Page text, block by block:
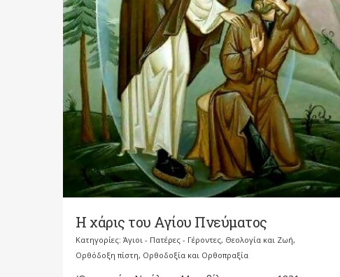
Η χάρις του Αγίου Πνεύματος
Κατηγορίες: Άγιοι - Πατέρες - Γέροντες, Θεολογία και Ζωή,
Ορθόδοξη πίστη, Ορθοδοξία και Ορθοπραξία